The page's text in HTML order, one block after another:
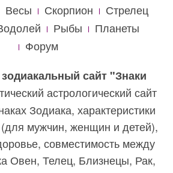
Весы Скорпион
Стрелец
Рыбы
Планеты
Форум
зодиакальный сайт "Знаки
астрологический сайт
Зодиака, характеристики
мужчин, женщин и детей),
совместимость между
Овен, Телец, Близнецы, Рак,